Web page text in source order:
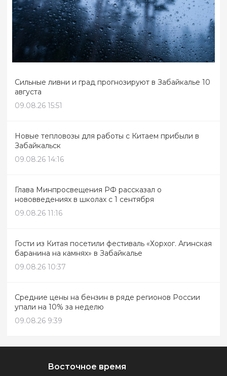
Сильные ливни и град прогнозируют в Забайкалье 10
августа
09.08.26 15:51
Новые тепловозы для работы с Китаем прибыли в
Забайкальск
09.08.26 14:16
Глава Минпросвещения РФ рассказал о
нововведениях в школах с 1 сентября
09.08.26 11:16
Гости из Китая посетили фестиваль «Хорхог. Агинская
баранина на камнях» в Забайкалье
09.08.26 10:37
Средние цены на бензин в ряде регионов России
упали на 10% за неделю
09.08.26 9:39
Восточное время